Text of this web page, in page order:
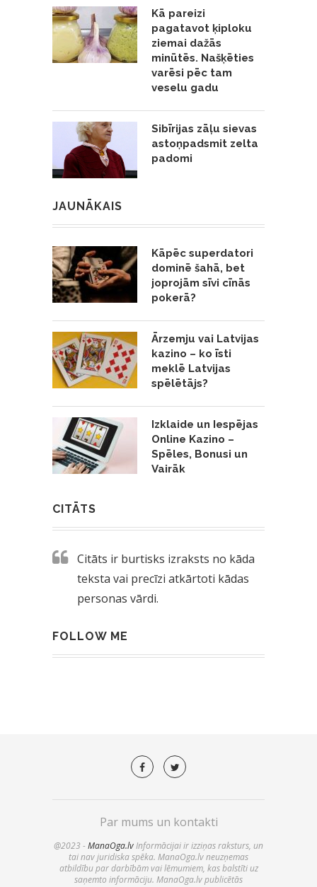
Kā pareizi
pagatavot ķiploku
ziemai dažās
minūtēs. Našķēties
varēsi pēc tam
veselu gadu
Sibīrijas zāļu sievas
astoņpadsmit zelta
padomi
JAUNĀKAIS
Kāpēc superdatori
dominē šahā, bet
joprojām sīvi cīnās
pokerā?
Ārzemju vai Latvijas
kazino – ko īsti
meklē Latvijas
spēlētājs?
Izklaide un Iespējas
Online Kazino –
Spēles, Bonusi un
Vairāk
CITĀTS
Citāts ir burtisks izraksts no kāda
teksta vai precīzi atkārtoti kādas
personas vārdi.
FOLLOW ME
Par mums un kontakti
@2023 - ManaOga.lvInformācijai ir izziņas raksturs, un
tai nav juridiska spēka. ManaOga.lv neuzņemas
atbildību par darbībām vai lēmumiem, kas balstīti uz
saņemto informāciju. ManaOga.lv publicētās